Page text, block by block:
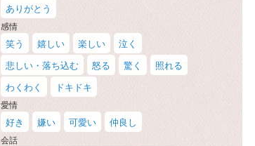
ありがとう
感情
笑う 嬉しい 楽しい
泣く
悲しい・落ち込む
怒る 驚く
照れる
わくわく
ドキドキ
愛情
好き 嫌い 可愛い 仲良し
会話